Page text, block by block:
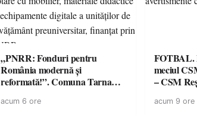
„PNRR: Fonduri pentru
România modernă și
reformată!”. Comuna Tarna
dotare cu mobilier, materiale
acum 6 ore
FOTBAL.
meciul
– CSM
suporteri
acum 9 ore